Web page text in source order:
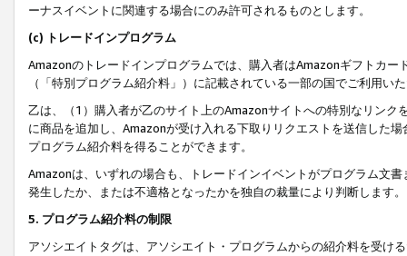
ーナスイベントに関連する場合にのみ許可されるものとします。
(c) トレードインプログラム
Amazonのトレードインプログラムでは、購入者はAmazonギフトカ
（「特別プログラム紹介料」）に記載されている一部の国でご利用い
乙は、（1）購入者が乙のサイト上のAmazonサイトへの特別なリン
に商品を追加し、Amazonが受け入れる下取りリクエストを送信した
プログラム紹介料を得ることができます。
Amazonは、いずれの場合も、トレードインイベントがプログラム文
発生したか、または不適格となったかを独自の裁量により判断します。
5. プログラム紹介料の制限
アソシエイトタグは、アソシエイト・プログラムからの紹介料を受け